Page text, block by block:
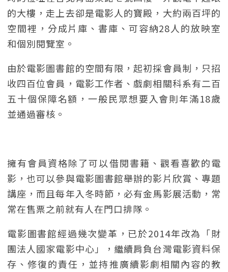
的大樓，走上去卻是電影人的寶殿，大約兩百坪的
空間裡，分成片庫、書庫、可容納28人的放映室
和個別閱覽室。
由於電影圖書館的空間有限，起初採會員制，只招
收四百位會員，電影工作者、戲劇相關科系有二百
五十個保障名額，一般民眾想要入會則年滿18歲
並通過審核。
擁有會員資格除了可以借閱書籍、觀看喜歡的電
影，也可以參與電影圖書館舉辦的影片欣賞、專題
講座，而且每年入冬時節，必有金馬影展活動，常
常在售票之前就有人在門口排隊。
電影圖書館經過幾次變革，已於2014年改為「財
團法人國家電影中心」，繼續肩負台灣電影資料保
存、修復的責任，並持推廣續影劇相關內容的教